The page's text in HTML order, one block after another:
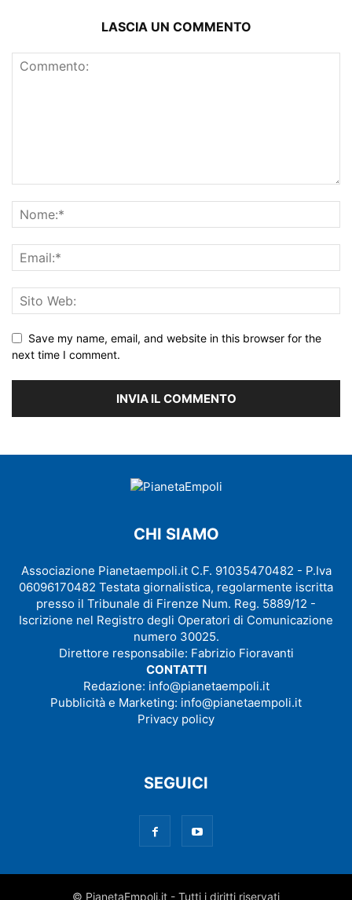
LASCIA UN COMMENTO
Save my name, email, and website in this browser for the
next time I comment.
CHI SIAMO
Associazione Pianetaempoli.it C.F. 91035470482 - P.Iva
06096170482 Testata giornalistica, regolarmente iscritta
presso il Tribunale di Firenze Num. Reg. 5889/12 -
Iscrizione nel Registro degli Operatori di Comunicazione
numero 30025.
Direttore responsabile: Fabrizio Fioravanti
CONTATTI
Redazione: info@pianetaempoli.it
Pubblicità e Marketing: info@pianetaempoli.it
Privacy policy
SEGUICI
© PianetaEmpoli.it - Tutti i diritti riservati